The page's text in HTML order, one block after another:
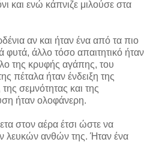
και ενώ κάπνιζε μιλούσε στα
αν και ήταν ένα από τα πιο
φυτά, άλλο τόσο απαιτητικό ήταν
της κρυφής αγάπης, του
πέταλα ήταν ένδειξη της
σεμνότητας και της
ήταν ολοφάνερη.
στον αέρα έτσι ώστε να
λευκών ανθών της. Ήταν ένα